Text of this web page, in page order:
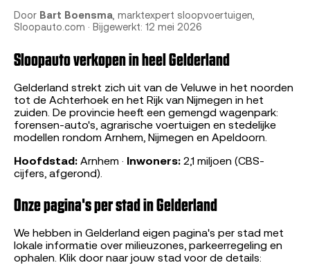
Door Bart Boensma, marktexpert sloopvoertuigen,
Sloopauto.com · Bijgewerkt: 12 mei 2026
Sloopauto verkopen in heel Gelderland
Gelderland strekt zich uit van de Veluwe in het noorden
tot de Achterhoek en het Rijk van Nijmegen in het
zuiden. De provincie heeft een gemengd wagenpark:
forensen-auto's, agrarische voertuigen en stedelijke
modellen rondom Arnhem, Nijmegen en Apeldoorn.
Hoofdstad: Arnhem · Inwoners: 2,1 miljoen (CBS-
cijfers, afgerond).
Onze pagina's per stad in Gelderland
We hebben in Gelderland eigen pagina's per stad met
lokale informatie over milieuzones, parkeerregeling en
ophalen. Klik door naar jouw stad voor de details: